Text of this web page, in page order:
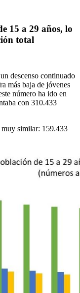
15 a 29 años, lo
total
descenso continuado
más baja de jóvenes
número ha ido en
con 310.433
muy similar: 159.433